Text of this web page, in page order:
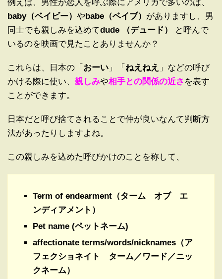
例えば、男性が恋人を呼ぶ際にアメリカで多いのは、
baby（ベイビー） やbabe（ベイブ） がありますし、男
同士でも親しみを込めてdude （デュード）
と呼んで
いるのを映画で見たことありませんか？
これらは、日本の「 おーい 」「 ねえねえ 」などの呼び
かける際に使い、 親しみや相手との関係の近さ を表す
ことができます。
日本だと呼び捨てされることで仲が良いなんて判断方
法があったりしますよね。
この親しみを込めた呼びかけのことを称して、
Term of endearment（ターム オブ エ
ンディアメント）
Pet name (ペットネーム)
affectionate terms/words/nicknames（ア
フェクショネイト ターム／ワード／ニッ
クネーム）